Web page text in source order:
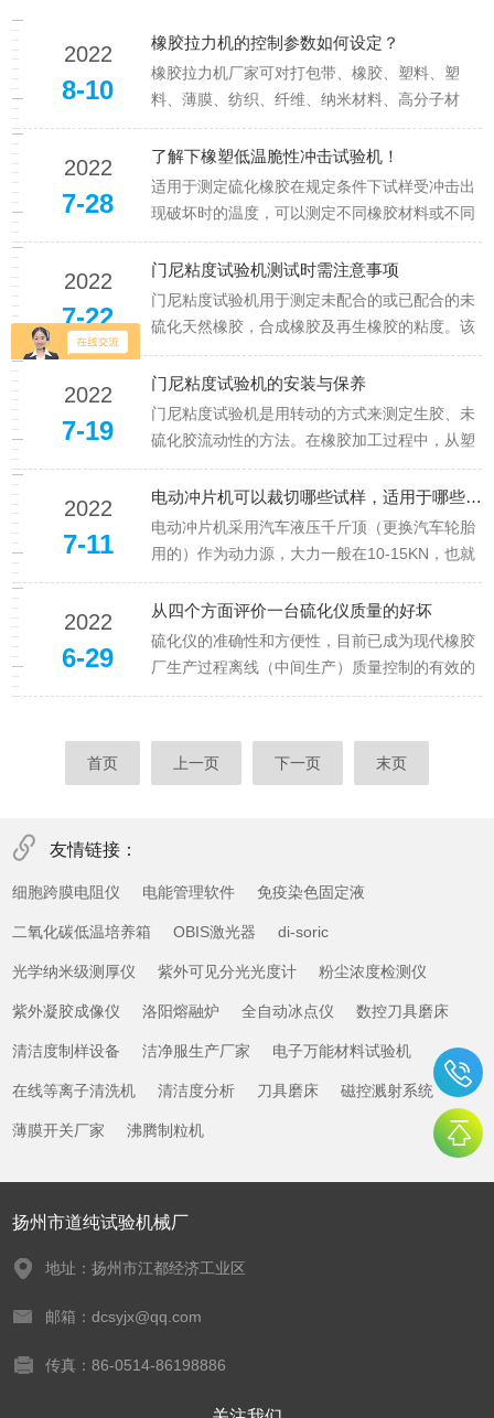
2022
8-10
橡胶拉力机的控制参数如何设定？
橡胶拉力机厂家可对打包带、橡胶、塑料、塑
料、薄膜、纺织、纤维、纳米材料、高分子材
料、复合材料、包装带、纸张、电线电缆、光纤
光缆、安全带、保险带、皮革皮带、鞋类、胶
带、聚合物、弹簧钢、不锈钢（以及其它高硬度
钢）、铸件、钢板、钢带、有色金属、汽...
2022
7-28
了解下橡塑低温脆性冲击试验机！
适用于测定硫化橡胶在规定条件下试样受冲击出
现破坏时的温度，可以测定不同橡胶材料或不同
配方的硫化橡胶的脆性温度和低温性能的优劣。
采用复叠式压缩机制冷技术，利用热平衡原理及
循环搅拌方式，达到对试样的自动均匀冷却，恒
温。操作简单，方便，工作效率高...
2022
7-22
门尼粘度试验机测试时需注意事项
门尼粘度试验机用于测定未配合的或已配合的未
硫化天然橡胶，合成橡胶及再生橡胶的粘度。该
设备具有升温快，温度及数据稳定性好的特性。
具有自动校准装置，每次试验自动进行数据校
准。门尼粘度试验机时将橡胶试样放入一个密闭
的模腔内,并保持在恒定的试验温度...
2022
7-19
门尼粘度试验机的安装与保养
门尼粘度试验机是用转动的方式来测定生胶、未
硫化胶流动性的方法。在橡胶加工过程中，从塑
炼机开始到硫化完毕，都与橡胶的流动性有密切
的关系，而门尼粘度值正是衡量此项性能的重要
技术指标。是再生胶、橡胶电线电缆行业不可少
的仪器。门尼测试，焦烧测试在同...
2022
7-11
电动冲片机可以裁切哪些试样，适用于哪些裁刀呢？
电动冲片机采用汽车液压千斤顶（更换汽车轮胎
用的）作为动力源，大力一般在10-15KN，也就
是能顶起一辆家庭轿车的力量；新款的电动冲片
机采用电机作为动力源，通过3级齿轮减速，输
出给丝杆传动，丝杆带动压板横梁上下移动，输
出压力大于20KN。所以...
2022
6-29
从四个方面评价一台硫化仪质量的好坏
硫化仪的准确性和方便性，目前已成为现代橡胶
厂生产过程离线（中间生产）质量控制的有效的
手段之一。通常应力应变试验的相对误差在3％
此生产中各个批号的原材料或混炼胶的微小差别
很容易被发现而起到质量控制的...
首页 上一页 下一页 末页
友情链接：
细胞跨膜电阻仪 电能管理软件 免疫染色固定液
二氧化碳低温培养箱 OBIS激光器 di-soric
光学纳米级测厚仪 紫外可见分光光度计 粉尘浓度检测仪
紫外凝胶成像仪 洛阳熔融炉 全自动冰点仪 数控刀具磨床
清洁度制样设备 洁净服生产厂家 电子万能材料试验机
在线等离子清洗机 清洁度分析 刀具磨床 磁控溅射系统
薄膜开关厂家 沸腾制粒机
扬州市道纯试验机械厂
地址：扬州市江都经济工业区
邮箱：dcsyjx@qq.com
传真：86-0514-86198886